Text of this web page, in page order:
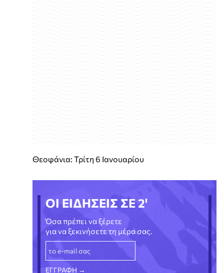
Θεοφάνια: Τρίτη 6 Ιανουαρίου
ΟΙ ΕΙΔΗΣΕΙΣ ΣΕ 2'
Όσα πρέπει να ξέρετε
για να ξεκινήσετε τη μέρα σας.